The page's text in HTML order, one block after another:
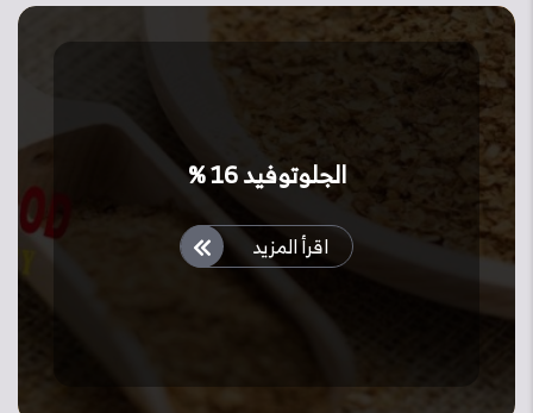
الجلوتوفيد 16 %
اقرأ المزيد